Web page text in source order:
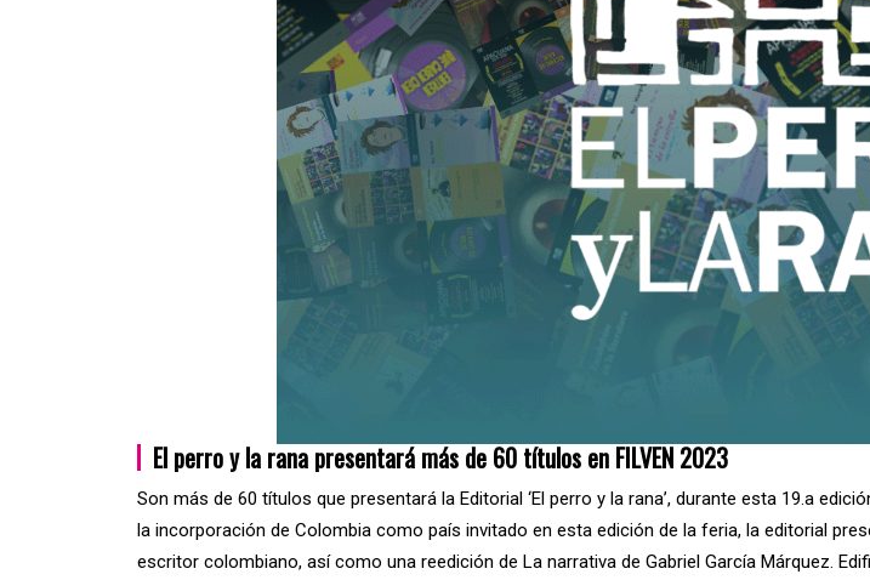
El perro y la rana presentará más de 60 títulos en FILVEN 2023
Son más de 60 títulos que presentará la Editorial ‘El perro y la rana’, durante esta 19.a
la incorporación de Colombia como país invitado en esta edición de la feria, la editorial
escritor colombiano, así como una reedición de La narrativa de Gabriel García Márquez.